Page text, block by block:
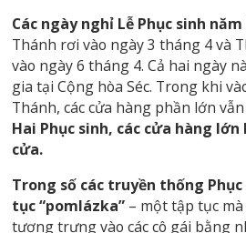
Các ngày nghỉ Lễ Phục sinh năm
Thánh rơi vào ngày 3 tháng 4 và
vào ngày 6 tháng 4. Cả hai ngày
gia tại Cộng hòa Séc. Trong khi
Thánh, các cửa hàng phần lớn
Hai Phục sinh, các cửa hàng
cửa.
Trong số các truyền thống
tục “pomlázka” – một tập tục
tượng trưng vào các cô gái bằng